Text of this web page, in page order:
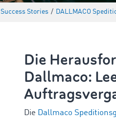
Success Stories / DALLMACO
Die
Dallmaco:
Die Dallmaco